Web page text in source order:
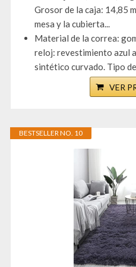
Grosor de la caja: 14,85
mesa y la cubierta...
Material de la correa:
reloj: revestimiento azul
sintético curvado. Tipo
VER
BESTSELLER NO. 10